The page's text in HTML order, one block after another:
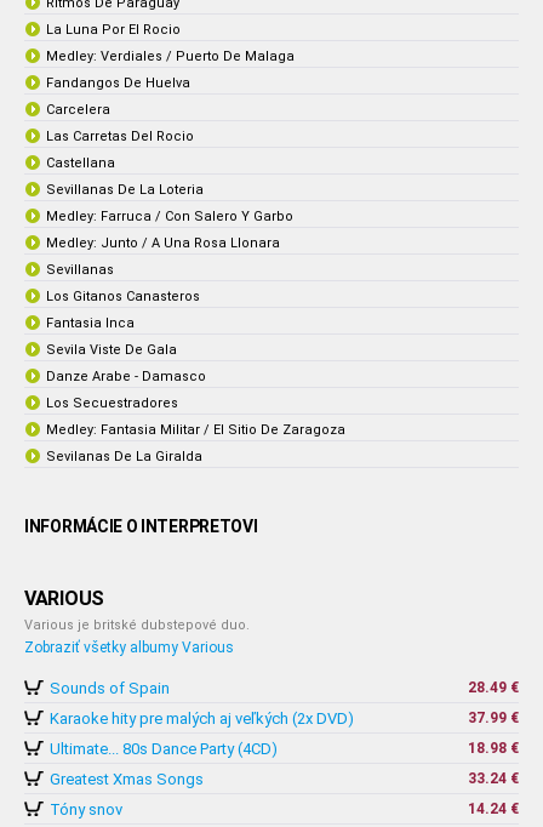
La Luna Por El Rocio
Medley: Verdiales / Puerto De Malaga
Fandangos De Huelva
Carcelera
Las Carretas Del Rocio
Castellana
Sevillanas De La Loteria
Medley: Farruca / Con Salero Y Garbo
Medley: Junto / A Una Rosa Llonara
Sevillanas
Los Gitanos Canasteros
Fantasia Inca
Sevila Viste De Gala
Danze Arabe - Damasco
Los Secuestradores
Medley: Fantasia Militar / El Sitio De Zaragoza
Sevilanas De La Giralda
INFORMÁCIE O INTERPRETOVI
VARIOUS
Various je britské dubstepové duo.
Zobraziť všetky albumy Various
Sounds of Spain 28.49 €
Karaoke hity pre malých aj veľkých (2x DVD) 37.99 €
Ultimate... 80s Dance Party (4CD) 18.98 €
Greatest Xmas Songs 33.24 €
Tóny snov 14.24 €